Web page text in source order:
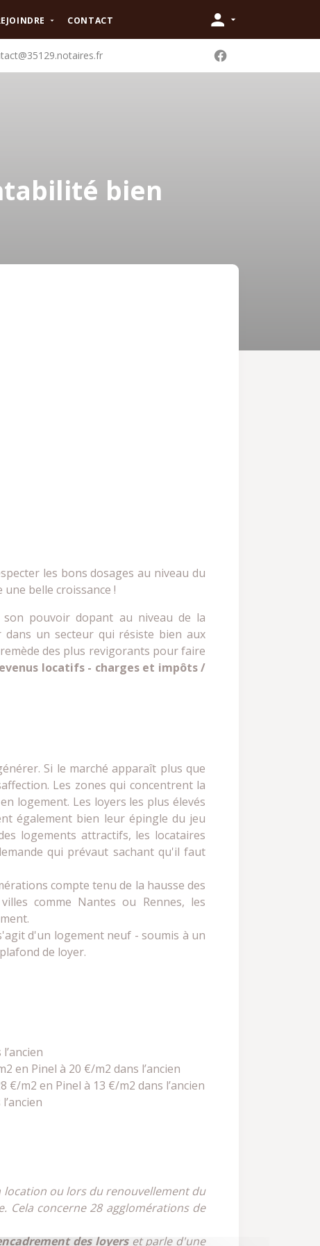
CONTACT
bien
les bons dosages au niveau du
belle croissance !
pouvoir dopant au niveau de la
un secteur qui résiste bien aux
des plus revigorants pour faire
locatifs - charges et impôts /
Si le marché apparaît plus que
Les zones qui concentrent la
logement. Les loyers les plus élevés
également bien leur épingle du jeu
logements attractifs, les locataires
qui prévaut sachant qu'il faut
compte tenu de la hausse des
comme Nantes ou Rennes, les
d'un logement neuf - soumis à un
de loyer.
en Pinel à 20 €/m2 dans l’ancien
m2 en Pinel à 13 €/m2 dans l’ancien
ou lors du renouvellement du
Cela concerne 28 agglomérations de
des loyerset parle d'une